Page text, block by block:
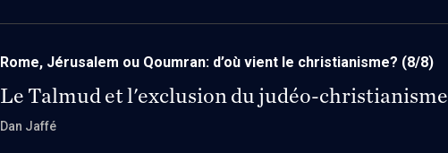
Rome, Jérusalem ou Qoumran: d’où vient le christianisme? (8/8)
Le Talmud et l'exclusion du judéo-christianisme
Dan Jaffé